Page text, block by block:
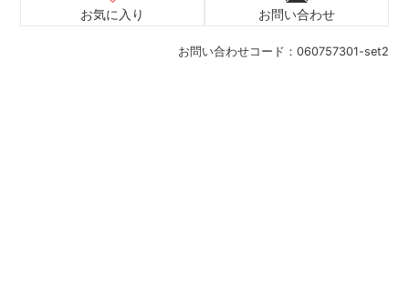
お問い合わせコード： 060757301-set2
お気に入り お問い合わせ